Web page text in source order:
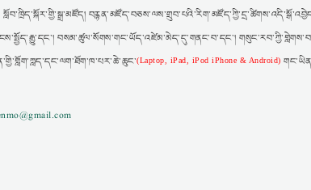
བསམ་ཚུལ་སོགས་གང་ཡོད་འཛེམ་མེད་དུ་གནང་བ་དང་།
(Laptop, iPad, iPod iPhone & Android)